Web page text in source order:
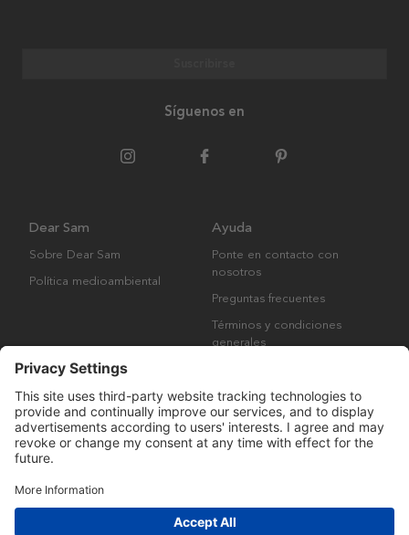
Síguenos en
Dear Sam
Sobre Dear Sam
Política medioambiental
Ayuda
Ponte en contacto con
nosotros
Preguntas frecuentes
Términos y condiciones
generales
Derechos de autor © Many Brands AB 2023. Todos los derechos